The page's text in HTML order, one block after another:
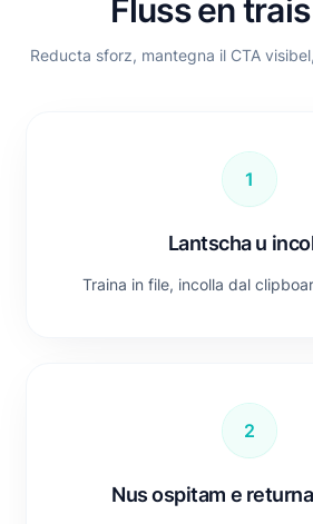
Fluss en
Reducta sforz, mantegna il CTA
1
Lantscha u
Traina in file, incolla dal
2
Nus ospitam e